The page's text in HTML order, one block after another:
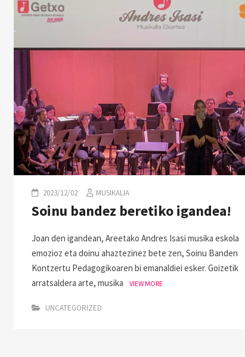
2023/12/02 MUSIKALIA
Soinu bandez beretiko igandea!
Joan den igandean, Areetako Andres Isasi musika eskola
emozioz eta doinu ahaztezinez bete zen, Soinu Banden
Kontzertu Pedagogikoaren bi emanaldiei esker. Goizetik
arratsaldera arte, musika
VIEW MORE
UNCATEGORIZED